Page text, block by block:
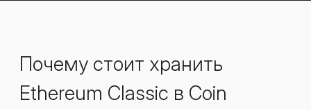
Почему стоит хранить
Ethereum Classic в Coin